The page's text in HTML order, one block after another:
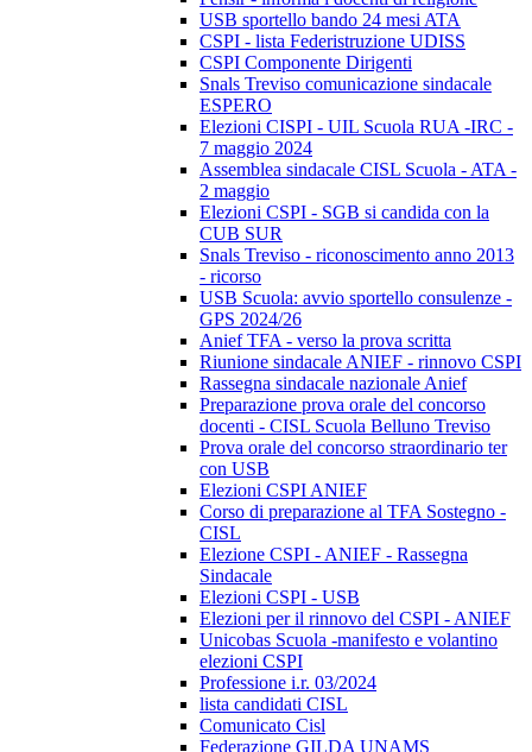
USB sportello bando 24 mesi ATA
CSPI - lista Federistruzione UDISS
CSPI Componente Dirigenti
Snals Treviso comunicazione sindacale
ESPERO
Elezioni CISPI - UIL Scuola RUA -IRC -
7 maggio 2024
Assemblea sindacale CISL Scuola - ATA -
2 maggio
Elezioni CSPI - SGB si candida con la
CUB SUR
Snals Treviso - riconoscimento anno 2013
- ricorso
USB Scuola: avvio sportello consulenze -
GPS 2024/26
Anief TFA - verso la prova scritta
Riunione sindacale ANIEF - rinnovo CSPI
Rassegna sindacale nazionale Anief
Preparazione prova orale del concorso
docenti - CISL Scuola Belluno Treviso
Prova orale del concorso straordinario ter
con USB
Elezioni CSPI ANIEF
Corso di preparazione al TFA Sostegno -
CISL
Elezione CSPI - ANIEF - Rassegna
Sindacale
Elezioni CSPI - USB
Elezioni per il rinnovo del CSPI - ANIEF
Unicobas Scuola -manifesto e volantino
elezioni CSPI
Professione i.r. 03/2024
lista candidati CISL
Comunicato Cisl
Federazione GILDA UNAMS